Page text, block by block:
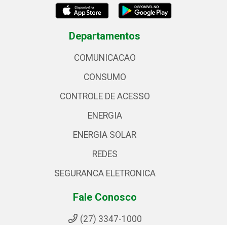
Departamentos
COMUNICACAO
CONSUMO
CONTROLE DE ACESSO
ENERGIA
ENERGIA SOLAR
REDES
SEGURANCA ELETRONICA
Fale Conosco
(27) 3347-1000